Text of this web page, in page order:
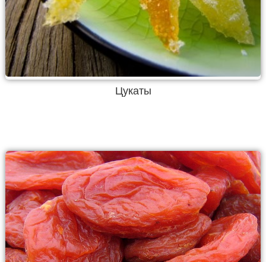
Цукаты